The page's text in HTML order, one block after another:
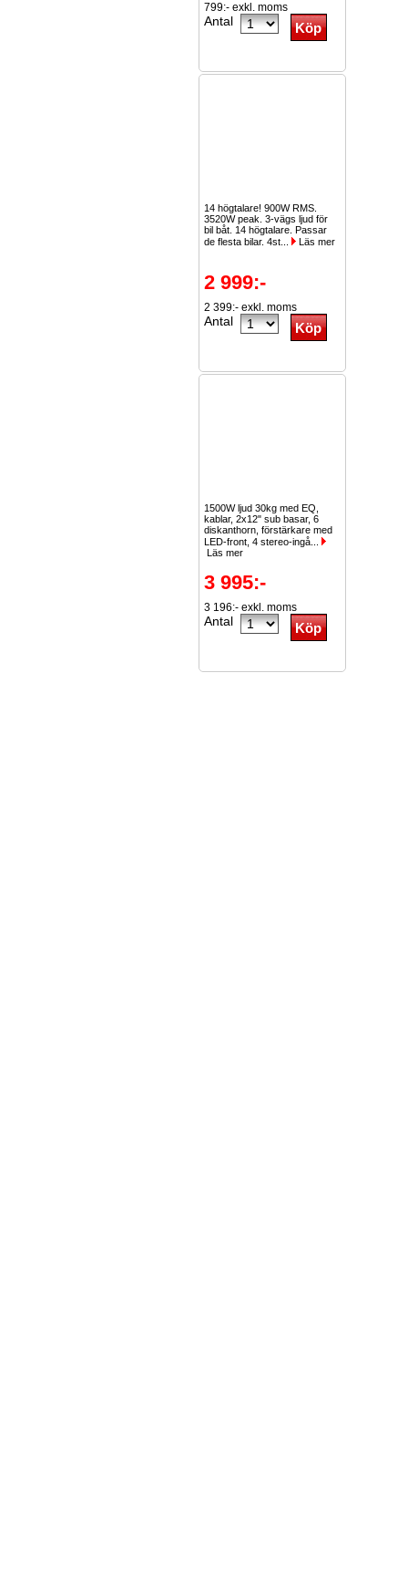
799:- exkl. moms
Antal
14 högtalare! 900W RMS.
3520W peak. 3-vägs ljud för
bil båt. 14 högtalare. Passar
de flesta bilar. 4st...
Läs mer
2 999:-
2 399:- exkl. moms
Antal
1500W ljud 30kg med EQ,
kablar, 2x12" sub basar, 6
diskanthorn, förstärkare med
LED-front, 4 stereo-ingå...
Läs mer
3 995:-
3 196:- exkl. moms
Antal